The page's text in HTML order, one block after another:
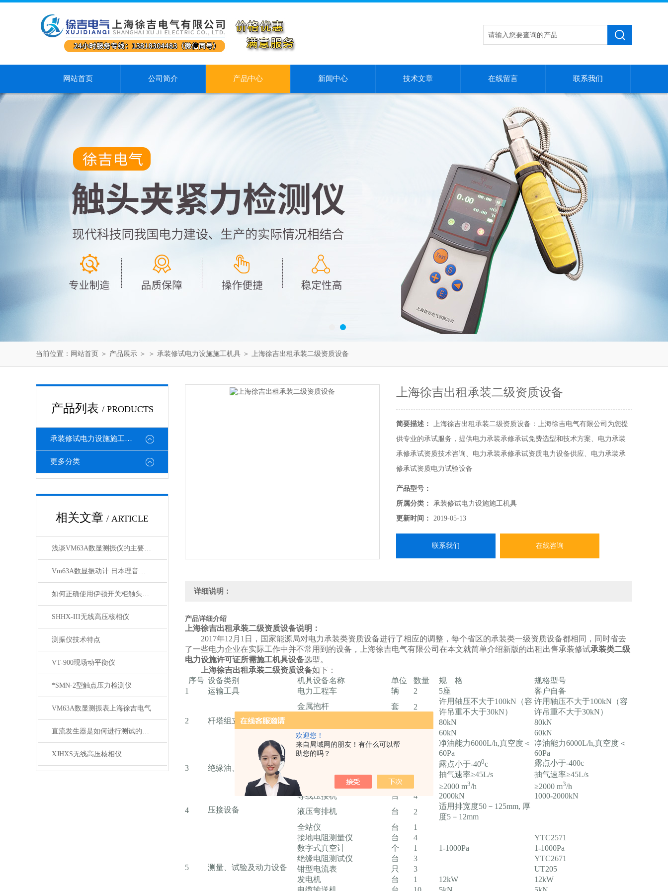
欢迎您！
来自局域网的朋友！有什么可以帮
助您的吗？
网站首页 公司简介 产品中心 新闻中心 技术文章 在线留言 联系我们
当前位置： 网站首页 ＞ 产品展示 ＞ ＞ 承装修试电力设施施工机具 ＞ 上海徐吉出租承装二级资质设备
产品列表 / PRODUCTS
承装修试电力设施施工机具
更多分类
相关文章 / ARTICLE
浅谈VM63A数显测振仪的主要技术指标参数
Vm63A数显振动计 日本理音测振仪 测振仪厂商批发
如何正确使用伊顿开关柜触头夹紧力检测仪？
SHHX-III无线高压核相仪
测振仪技术特点
VT-900现场动平衡仪
*SMN-2型触点压力检测仪
VM63A数显测振表上海徐吉电气
直流发生器是如何进行测试的呢？旺徐电气为您揭秘
XJHXS无线高压核相仪
上海徐吉出租承装二级资质设备
简要描述：
上海徐吉出租承装二级资质设备：上海徐吉电气有限公司为您提
供专业的承试服务，提供电力承装承修承试免费选型和技术方案、电力承装
承修承试资质技术咨询、电力承装承修承试资质电力设备供应、电力承装承
修承试资质电力试验设备
产品型号：
所属分类：
承装修试电力设施施工机具
更新时间：
2019-05-13
联系我们 在线咨询
详细说明：
产品详细介绍
上海徐吉出租承装二级资质设备说明：
2017年12月1日，国家能源局对电力承装类资质设备进行了相应的调整，每个省区的承装类一级资质设备都相同，同时省去
了一些电力企业在实际工作中并不常用到的设备，上海徐吉电气有限公司在本文就简单介绍新版的出租出售承装修试承装类二级
电力设施许可证所需施工机具设备选型。
上海徐吉出租承装二级资质设备如下：
序号 设备类别 机具设备名称 单位 数量 规 格
规格型号
1
运输工具 电力工程车 辆 2 5座 客户自备
2 杆塔组立和架线设备
金属抱杆 套 2
许用轴压不大于100kN（容
许吊重不大于30kN）
许用轴压不大于100kN（容
许吊重不大于30kN）
80kN
80kN
中型张力机
60kN 60kN
3 绝缘油、气施工设备
真空滤油机 台
净油能力6000L/h,真空度＜
60Pa
净油能力6000L/h,真空度＜
60Pa
露点小于-400c
露点小于-400c
SF6气体抽真空充气装置
台 1 抽气速率≥45L/s
抽气速率≥45L/s
真空泵
台 ≥2000 m3/h ≥2000 m3/h
4 压接设备
导线压接机 台 4 2000kN
1000-2000kN
液压弯排机
台 2
适用排宽度50－125mm, 厚
度5－12mm
5 测量、试验及动力设备
全站仪 台
1
接地电阻测量仪
台 4
YTC2571
数字式真空计
个 1 1-1000Pa
1-1000Pa
绝缘电阻测试仪
台 3
YTC2671
钳型电流表
只 3
UT205
发电机
台 1 12kW
12kW